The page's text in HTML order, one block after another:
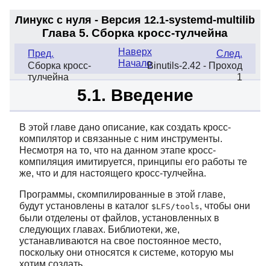
Линукс с нуля - Версия 12.1-systemd-multilib
Глава 5. Сборка кросс-тулчейна
Пред.
Сборка кросс-
тулчейна
След.
Binutils-2.42 - Проход
1
Наверх
Начало
5.1. Введение
В этой главе дано описание, как создать кросс-
компилятор и связанные с ним инструменты.
Несмотря на то, что на данном этапе кросс-
компиляция имитируется, принципы его работы те
же, что и для настоящего кросс-тулчейна.
Программы, скомпилированные в этой главе,
будут установлены в каталог $LFS/tools, чтобы они
были отделены от файлов, установленных в
следующих главах. Библиотеки, же,
устанавливаются на свое постоянное место,
поскольку они относятся к системе, которую мы
хотим создать.